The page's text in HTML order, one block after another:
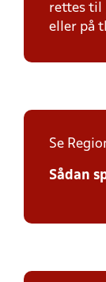
rettes til
eller på
Se
Sådan